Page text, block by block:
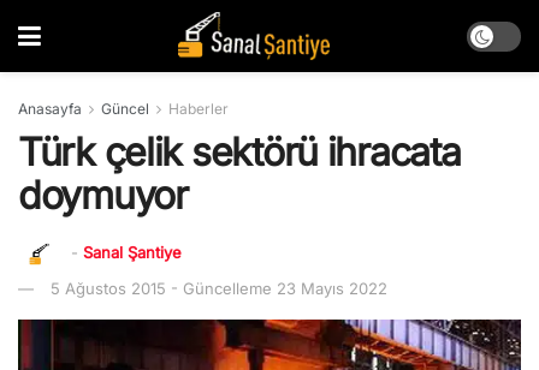
Anasayfa Güncel Haberler
Türk çelik sektörü ihracata
doymuyor
- Sanal Şantiye
5 Ağustos 2015 - Güncelleme 23 Mayıs 2022